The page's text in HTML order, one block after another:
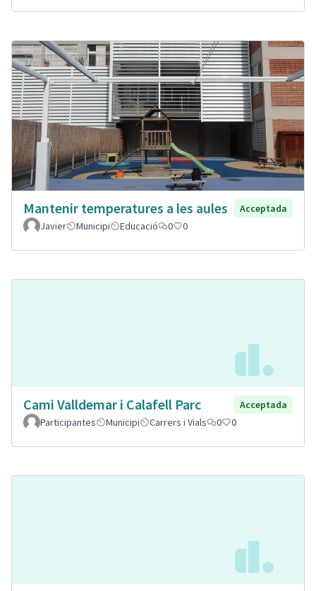
Mantenir temperatures a les aules
Acceptada
Javier
Municipi Educació 0 0
Cami Valldemar i Calafell Parc
Acceptada
Participantes
Municipi Carrers i Vials 0 0